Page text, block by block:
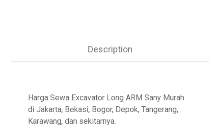
Description
Harga Sewa Excavator Long ARM Sany Murah
di Jakarta, Bekasi, Bogor, Depok, Tangerang,
Karawang, dan sekitarnya.